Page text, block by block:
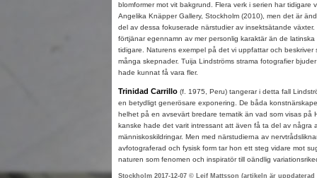
blomformer mot vit bakgrund. Flera verk i serien har tidigare
Angelika Knäpper Gallery, Stockholm (2010), men det är
del av dessa fokuserade närstudier av insektsätande
förtjänar egennamn av mer personlig karaktär än de
tidigare. Naturens exempel på det vi uppfattar och beskriver
många skepnader. Tuija Lindströms strama fotografier
hade kunnat få vara fler.
Trinidad Carrillo (f. 1975, Peru) tangerar i detta fall
en betydligt generösare exponering. De båda
helhet på en avsevärt bredare tematik än vad som visas på
kanske hade det varit intressant att även få ta del av några
människoskildringar. Men med närstudierna av
avfotograferad och fysisk form tar hon ett steg vidare mot
naturen som fenomen och inspiratör till oändlig
Stockholm 2017-12-07 © Leif Mattsson (artikeln är uppdaterad